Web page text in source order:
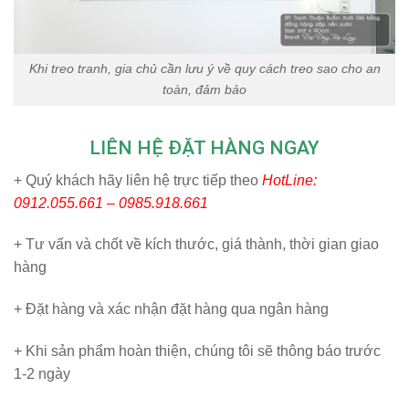
Khi treo tranh, gia chủ cần lưu ý về quy cách treo sao cho an
toàn, đảm bảo
LIÊN HỆ ĐẶT HÀNG NGAY
+ Quý khách hãy liên hệ trực tiếp theo HotLine:
0912.055.661 – 0985.918.661
+ Tư vấn và chốt về kích thước, giá thành, thời gian giao
hàng
+ Đặt hàng và xác nhận đặt hàng qua ngân hàng
+ Khi sản phẩm hoàn thiện, chúng tôi sẽ thông báo trước
1-2 ngày